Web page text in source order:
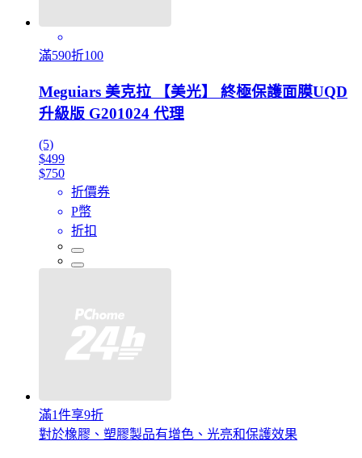
滿590折100
Meguiars 美克拉 【美光】 終極保護面膜UQD
升級版 G201024 代理
(5)
$499
$750
折價券
P幣
折扣
滿1件享9折
對於橡膠、塑膠製品有增色、光亮和保護效果